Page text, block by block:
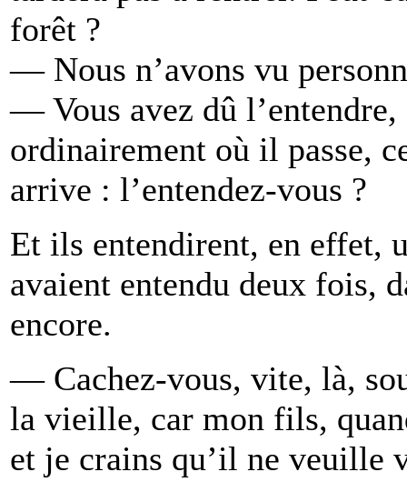
forêt ?
— Nous n’avons vu
— Vous avez dû l’entendre,
ordinairement où il passe,
arrive : l’entendez-vous ?
Et ils entendirent, en effet,
avaient entendu deux fois,
encore.
— Cachez-vous, vite, là,
la vieille, car mon fils,
et je crains qu’il ne veuille